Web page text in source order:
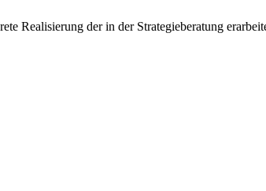
Realisierung der in der Strategieberatung